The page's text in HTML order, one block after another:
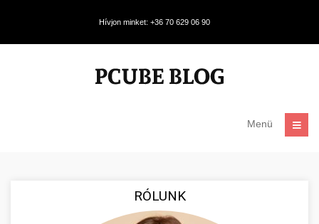
Hívjon minket: +36 70 629 06 90
Menü
RÓLUNK